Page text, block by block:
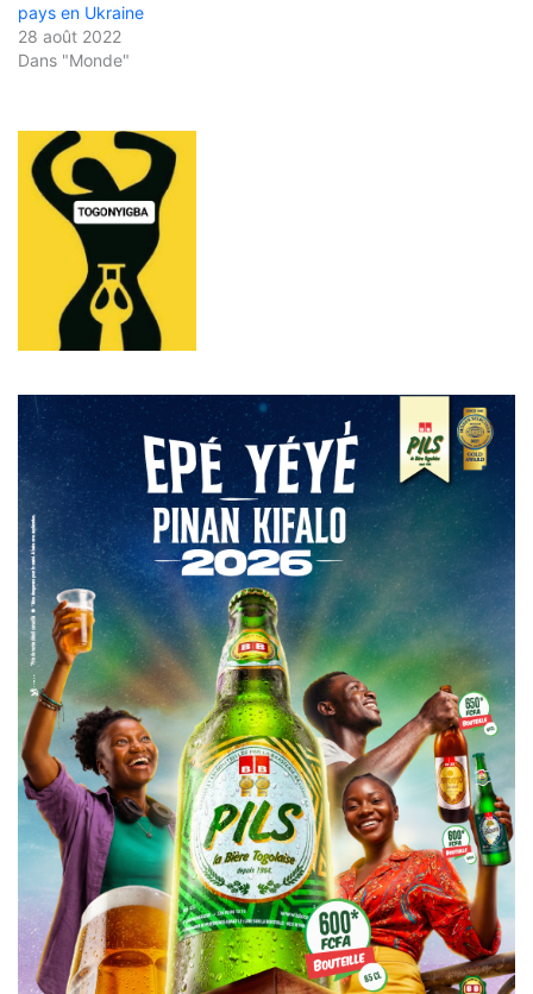
pays en Ukraine
28 août 2022
Dans "Monde"